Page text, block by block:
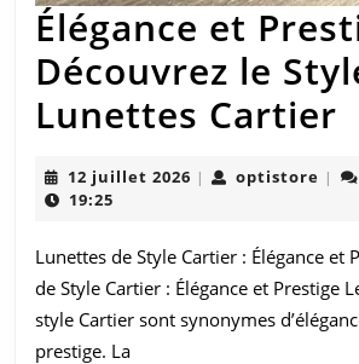
Élégance et
Découvrez le
Lunettes Cartier
:
12 juillet 2026 12| optistore |
19:25
Lunettes de Style Cartier : Élégance et
de Style Cartier : Élégance et Prestige
style Cartier sont synonymes
prestige. La